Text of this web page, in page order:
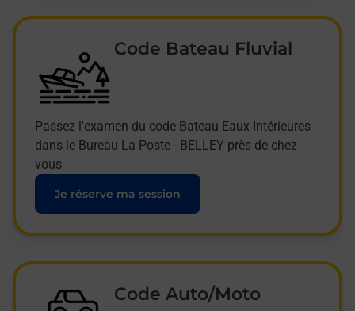
Code Bateau Fluvial
Passez l'examen du code Bateau Eaux Intérieures
dans le Bureau La Poste - BELLEY près de chez
vous
Je réserve ma session
Code Auto/Moto